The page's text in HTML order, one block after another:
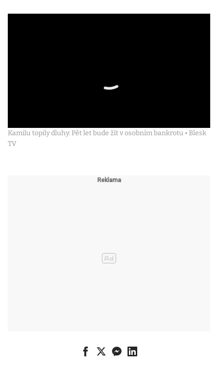
Kamilu topily dluhy: Pět let bude žít v osobním bankrotu • Blesk
TV